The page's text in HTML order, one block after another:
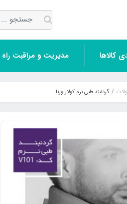
کالاها مدیریت و مراقبت
گردنبند طبی نرم کولار ورنا